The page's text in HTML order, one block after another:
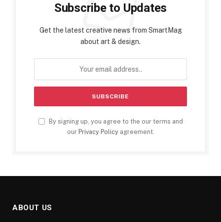
Subscribe to Updates
Get the latest creative news from SmartMag
about art & design.
By signing up, you agree to the our terms and
our Privacy Policyagreement.
ABOUT US